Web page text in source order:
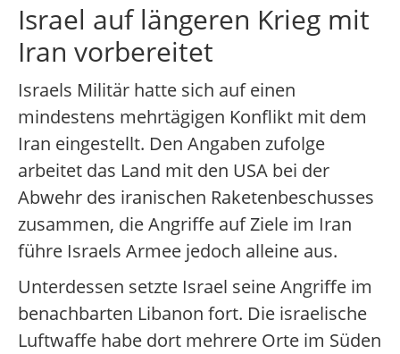
Israel auf längeren Krieg mit
Iran vorbereitet
Israels Militär hatte sich auf einen
mindestens mehrtägigen Konflikt mit dem
Iran eingestellt. Den Angaben zufolge
arbeitet das Land mit den USA bei der
Abwehr des iranischen Raketenbeschusses
zusammen, die Angriffe auf Ziele im Iran
führe Israels Armee jedoch alleine aus.
Unterdessen setzte Israel seine Angriffe im
benachbarten Libanon fort. Die israelische
Luftwaffe habe dort mehrere Orte im Süden